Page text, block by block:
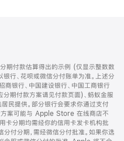
期付款估算得出的示例 (仅显示整数数
行、花呗或微信分付账单为准。上述分
银行、中国建设银行、中国工商银行
分期付款方案请见付款页面)、蚂蚁金服
民提供。部分银行会要求你通过支付
案可能与 Apple Store 在线商店不
卡分期均需经你的信用卡发卡机构批
分付分期，需经微信分付批准。如果你选